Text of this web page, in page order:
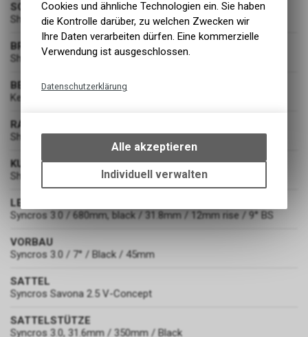
SCHALTUNG
Shimano CUES RD-U4000, Shadow Type 9-Speed
BREMSEN
Shimano BR-MT200 / Hydr. Disc 160/160
BEREIFUNG
Kenda Booster, 2.4" / 30TPI / 61-584
RADSATZ
Shimano HB-QC300 / FH-TX5058
KURBELGARNITUR
Shimano CUES FC-U6000-1, 32T
LENKER
Syncros 3.0 / 680mm, black / 31.8mm / 12mm rise / 9° BS
VORBAU
Syncros 3.0 / 7° / Black / 45mm
SATTEL
Syncros Savona 2.5 V-Concept
SATTELSTÜTZE
Syncros 3.0, 31.6mm / 350mm / Black
Cookies und ähnliche Technologien ein. Sie haben
die Kontrolle darüber, zu welchen Zwecken wir
Ihre Daten verarbeiten dürfen. Eine kommerzielle
Verwendung ist ausgeschlossen.
Datenschutzerklärung
bestimmte Interaktionen und
Einstellungen auf Ihrem Gerät,
um die grundlegenden
Funktionen unseres Online-
des Warenkorbs, zu
keinerlei Rückschlüsse auf Ihre
zulassen.
Alle akzeptieren
Individuell verwalten